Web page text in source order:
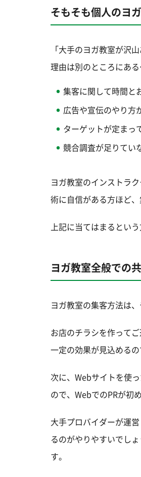
そもそも個人のヨ
「大手のヨガ教室が沢
理由は別のところにあ
集客に関して時間と
広告や宣伝のやり方
ターゲットが定まっ
競合調査が足りてい
ヨガ教室のインストラ
術に自信がある方ほど
上記に当てはまるとい
ヨガ教室全般での
ヨガ教室の集客方法は
お店のチラシを作って
一定の効果が見込める
次に、Webサイトを使
ので、WebでのPRが初
大手プロバイダーが運
るのがやりやすいでし
す。